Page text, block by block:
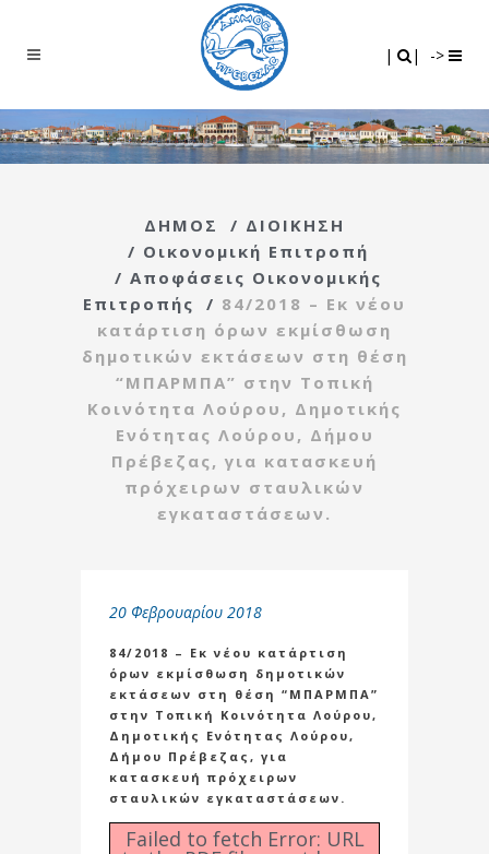
| | ->
ΔΗΜΟΣ / ΔΙΟΙΚΗΣΗ
/ Οικονομική Επιτροπή
/ Αποφάσεις Οικονομικής
Επιτροπής
/ 84/2018 – Εκ νέου
κατάρτιση όρων εκμίσθωση
δημοτικών εκτάσεων στη θέση
“ΜΠΑΡΜΠΑ” στην Τοπική
Κοινότητα Λούρου, Δημοτικής
Ενότητας Λούρου, Δήμου
Πρέβεζας, για κατασκευή
πρόχειρων σταυλικών
εγκαταστάσεων.
20 Φεβρουαρίου 2018
84/2018 – Εκ νέου κατάρτιση
όρων εκμίσθωση δημοτικών
εκτάσεων στη θέση “ΜΠΑΡΜΠΑ”
στην Τοπική Κοινότητα Λούρου,
Δημοτικής Ενότητας Λούρου,
Δήμου Πρέβεζας, για
κατασκευή πρόχειρων
σταυλικών εγκαταστάσεων.
Failed to fetch Error: URL